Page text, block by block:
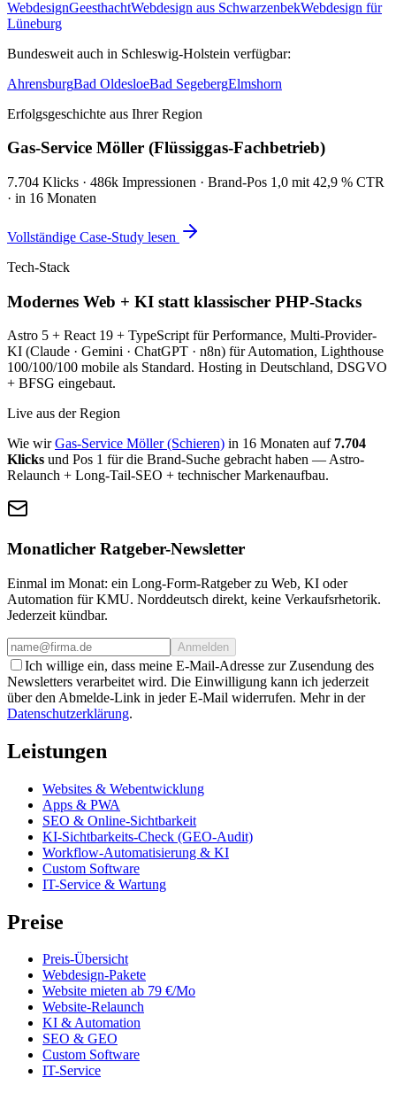
WebdesignGeesthachtWebdesign aus SchwarzenbekWebdesign für
Lüneburg
Bundesweit auch in Schleswig-Holstein verfügbar:
AhrensburgBad OldesloeBad SegebergElmshorn
Erfolgsgeschichte aus Ihrer Region
Gas-Service Möller (Flüssiggas-Fachbetrieb)
7.704 Klicks · 486k Impressionen · Brand-Pos 1,0 mit 42,9 % CTR
· in 16 Monaten
Vollständige Case-Study lesen
Tech-Stack
Modernes Web + KI statt klassischer PHP-Stacks
Astro 5 + React 19 + TypeScript für Performance, Multi-Provider-
KI (Claude · Gemini · ChatGPT · n8n) für Automation, Lighthouse
100/100/100 mobile als Standard. Hosting in Deutschland, DSGVO
+ BFSG eingebaut.
Live aus der Region
Wie wirGas-Service Möller (Schieren) in 16 Monaten auf 7.704
Klicks und Pos 1 für die Brand-Suche gebracht haben — Astro-
Relaunch + Long-Tail-SEO + technischer Markenaufbau.
Monatlicher Ratgeber-Newsletter
Einmal im Monat: ein Long-Form-Ratgeber zu Web, KI oder
Automation für KMU. Norddeutsch direkt, keine Verkaufsrhetorik.
Jederzeit kündbar.
Anmelden
Ich willige ein, dass meine E-Mail-Adresse zur Zusendung des
Newsletters verarbeitet wird. Die Einwilligung kann ich jederzeit
über den Abmelde-Link in jeder E-Mail widerrufen. Mehr in der
Datenschutzerklärung.
Leistungen
Websites & Webentwicklung
Apps & PWA
SEO & Online-Sichtbarkeit
KI-Sichtbarkeits-Check (GEO-Audit)
Workflow-Automatisierung & KI
Custom Software
IT-Service & Wartung
Preise
Preis-Übersicht
Webdesign-Pakete
Website mieten ab 79 €/Mo
Website-Relaunch
KI & Automation
SEO & GEO
Custom Software
IT-Service